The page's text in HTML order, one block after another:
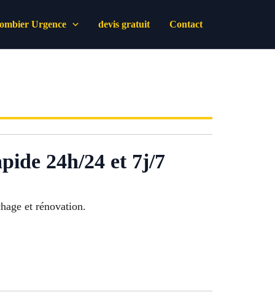
Urgence devis gratuit Contact
24h/24 et 7j/7
et rénovation.